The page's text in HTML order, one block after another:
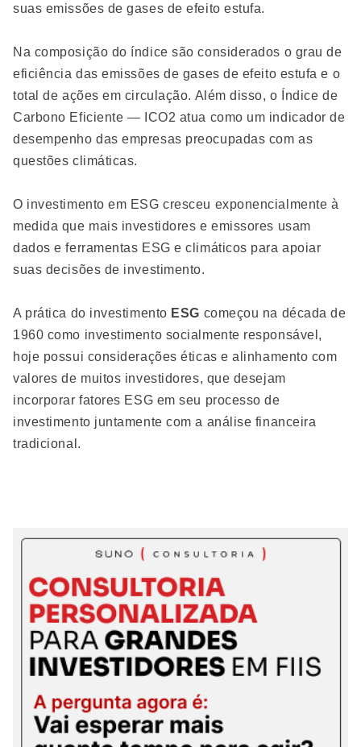
suas emissões de gases de efeito estufa.
Na composição do índice são considerados o grau de
eficiência das emissões de gases de efeito estufa e o
total de ações em circulação. Além disso, o Índice de
Carbono Eficiente — ICO2 atua como um indicador de
desempenho das empresas preocupadas com as
questões climáticas.
O investimento em ESG cresceu exponencialmente à
medida que mais investidores e emissores usam
dados e ferramentas ESG e climáticos para apoiar
suas decisões de investimento.
A prática do investimento ESG começou na década de
1960 como investimento socialmente responsável,
hoje possui considerações éticas e alinhamento com
valores de muitos investidores, que desejam
incorporar fatores ESG em seu processo de
investimento juntamente com a análise financeira
tradicional.